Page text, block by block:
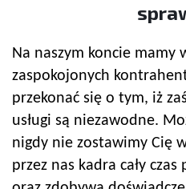
Na naszym koncie mamy
zaspokojonych
przekonać się o tym, iż
usługi są niezawodne.
nigdy nie zostawimy Cię
przez nas kadra cały